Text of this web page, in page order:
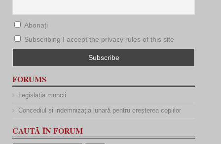
Abonați
Subscribing I accept the privacy rules of this site
FORUMS
Legislația muncii
Concediul și indemnizația lunară pentru creșterea copiilor
CAUTĂ ÎN FORUM